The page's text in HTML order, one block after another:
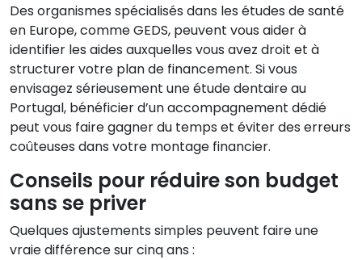
Des organismes spécialisés dans les études de santé
en Europe, comme GEDS, peuvent vous aider à
identifier les aides auxquelles vous avez droit et à
structurer votre plan de financement. Si vous
envisagez sérieusement une étude dentaire au
Portugal, bénéficier d’un accompagnement dédié
peut vous faire gagner du temps et éviter des erreurs
coûteuses dans votre montage financier.
Conseils pour réduire son budget
sans se priver
Quelques ajustements simples peuvent faire une
vraie différence sur cinq ans :